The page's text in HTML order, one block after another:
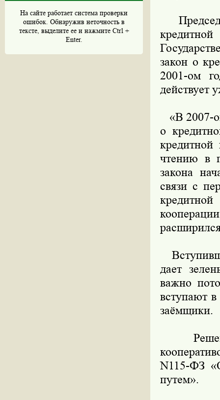
На сайте работает система проверки
ошибок. Обнаружив неточность в
тексте, выделите ее и нажмите Ctrl +
Enter.
закон о
2001-ом
действует
«В 2007-
о
кредитной
чтению в
закона
связи с
дает
важно
вступают
заёмщики.
Решен
N115-ФЗ
путем».